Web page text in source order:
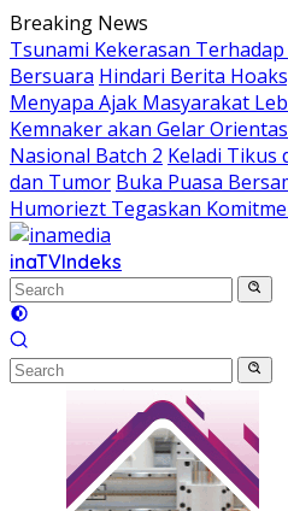
Skip
to
content
Breaking News
Tsunami Kekerasan
Bersuara Hindari Berita
Menyapa Ajak Masyarakat
Kemnaker akan Gelar
Nasional Batch 2 Keladi Tikus
dan Tumor Buka Puasa
Humoriezt Tegaskan
inaTVIndeks